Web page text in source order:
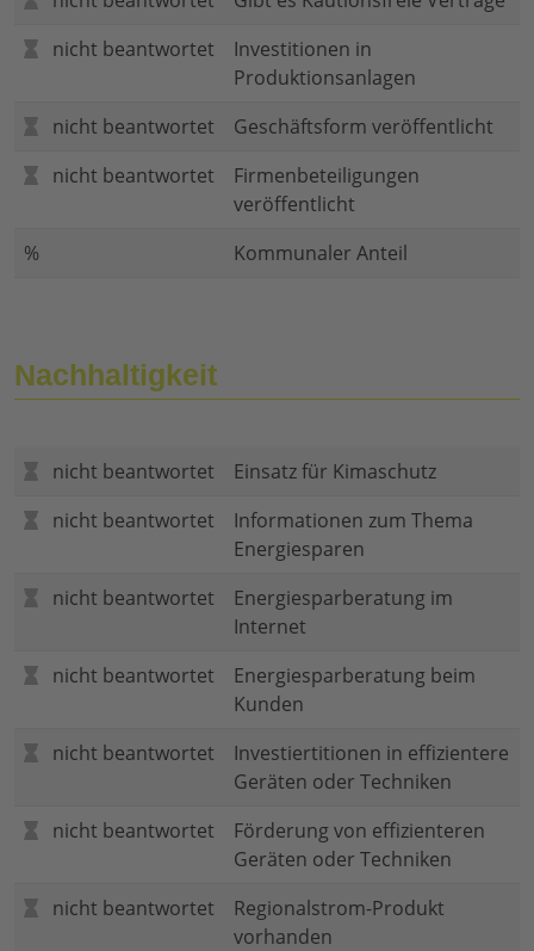
nicht beantwortet
Investitionen in
Produktionsanlagen
nicht beantwortet
Geschäftsform veröffentlicht
nicht beantwortet
Firmenbeteiligungen
veröffentlicht
%
Kommunaler Anteil
Nachhaltigkeit
nicht beantwortet
Einsatz für Kimaschutz
nicht beantwortet
Informationen zum Thema
Energiesparen
nicht beantwortet
Energiesparberatung im
Internet
nicht beantwortet
Energiesparberatung beim
Kunden
nicht beantwortet
Investiertitionen in effizientere
Geräten oder Techniken
nicht beantwortet
Förderung von effizienteren
Geräten oder Techniken
nicht beantwortet
Regionalstrom-Produkt
vorhanden